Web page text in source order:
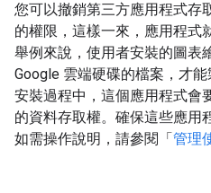
您可以撤銷第三方應用程式存
的權限，這樣一來，應用程式
舉例來說，使用者安裝的圖表
Google 雲端硬碟的檔案，才
安裝過程中，這個應用程式會
的資料存取權。確保這些應用
如需操作說明，請參閱「管理